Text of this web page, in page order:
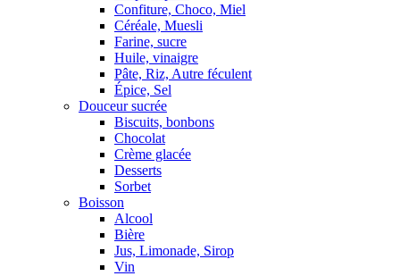
Confiture, Choco, Miel
Céréale, Muesli
Farine, sucre
Huile, vinaigre
Pâte, Riz, Autre féculent
Épice, Sel
Douceur sucrée
Biscuits, bonbons
Chocolat
Crème glacée
Desserts
Sorbet
Boisson
Alcool
Bière
Jus, Limonade, Sirop
Vin